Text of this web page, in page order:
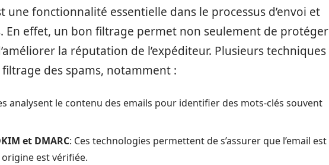
une fonctionnalité essentielle dans le processus d’envoi et
En effet, un bon filtrage permet non seulement de protéger
la réputation de l’expéditeur. Plusieurs techniques
des spams, notamment :
analysent le contenu des emails pour identifier des mots-clés souvent
et DMARC: Ces technologies permettent de s’assurer que l’email est
est vérifiée.